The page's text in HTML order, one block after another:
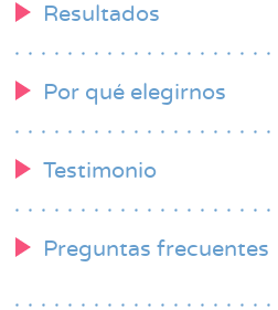
Resultados
Por qué elegirnos
Testimonio
Preguntas frecuentes